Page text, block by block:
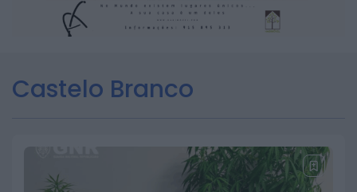
Castelo Branco